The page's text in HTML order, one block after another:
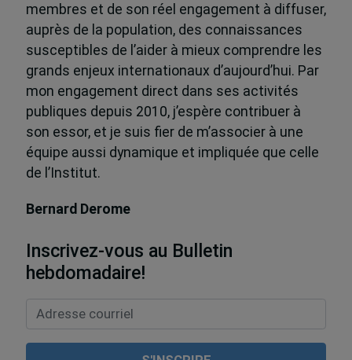
membres et de son réel engagement à diffuser,
auprès de la population, des connaissances
susceptibles de l’aider à mieux comprendre les
grands enjeux internationaux d’aujourd’hui. Par
mon engagement direct dans ses activités
publiques depuis 2010, j’espère contribuer à
son essor, et je suis fier de m’associer à une
équipe aussi dynamique et impliquée que celle
de l’Institut.
Bernard Derome
Inscrivez-vous au Bulletin
hebdomadaire!